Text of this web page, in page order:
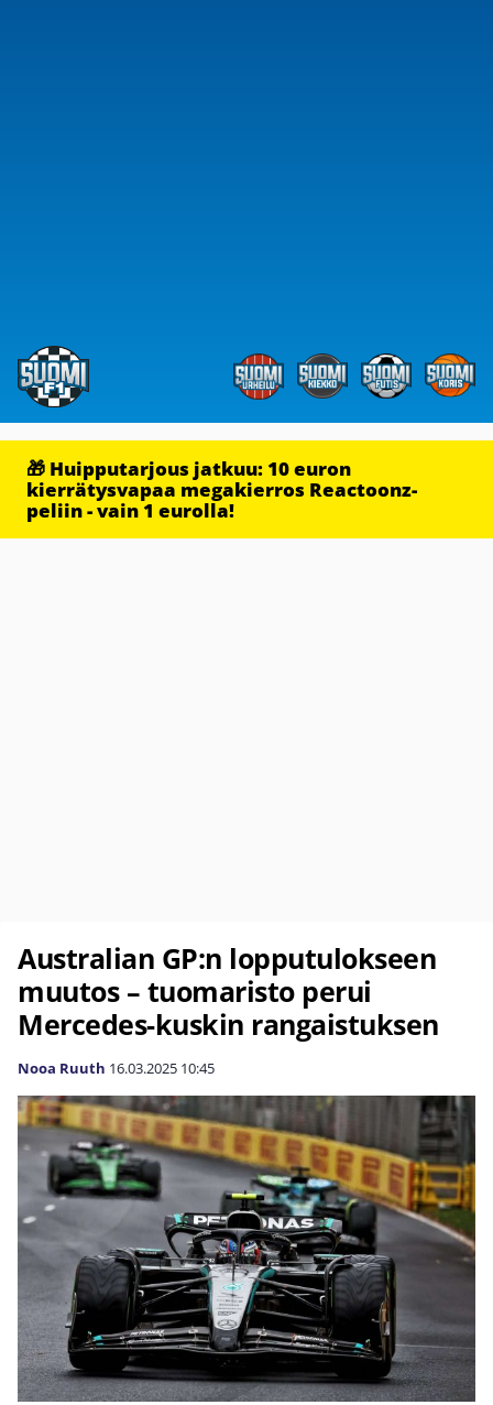
🎁 Huipputarjous jatkuu: 10 euron
kierrätysvapaa megakierros Reactoonz-
peliin - vain 1 eurolla!
Australian GP:n lopputulokseen
muutos – tuomaristo perui
Mercedes-kuskin rangaistuksen
Nooa Ruuth 16.03.2025 10:45